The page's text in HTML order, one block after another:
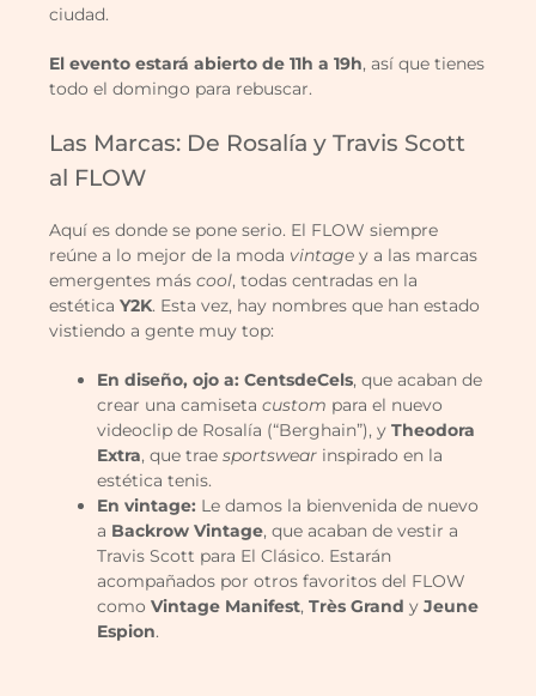
ciudad.
El evento estará abierto de 11h a 19h, así que tienes
todo el domingo para rebuscar.
Las Marcas: De Rosalía y Travis Scott
al FLOW
Aquí es donde se pone serio. El FLOW siempre
reúne a lo mejor de la moda vintage y a las marcas
emergentes máscool, todas centradas en la
estéticaY2K. Esta vez, hay nombres que han estado
vistiendo a gente muy top:
En diseño, ojo a: CentsdeCels, que acaban de
crear una camisetacustom para el nuevo
videoclip de Rosalía (“Berghain”), yTheodora
Extra, que traesportswear inspirado en la
estética tenis.
En vintage: Le damos la bienvenida de nuevo
a Backrow Vintage, que acaban de vestir a
Travis Scott para El Clásico. Estarán
acompañados por otros favoritos del FLOW
comoVintage Manifest,Très Grand yJeune
Espion.